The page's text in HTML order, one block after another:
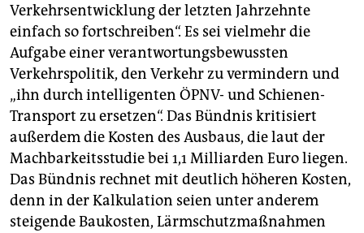
Verkehrsentwicklung der letzten Jahrzehnte
einfach so fortschreiben“. Es sei vielmehr die
Aufgabe einer verantwortungsbewussten
Verkehrspolitik, den Verkehr zu vermindern und
„ihn durch intelligenten ÖPNV- und Schienen-
Transport zu ersetzen“. Das Bündnis kritisiert
außerdem die Kosten des Ausbaus, die laut der
Machbarkeitsstudie bei 1,1 Milliarden Euro liegen.
Das Bündnis rechnet mit deutlich höheren Kosten,
denn in der Kalkulation seien unter anderem
steigende Baukosten, Lärmschutzmaßnahmen